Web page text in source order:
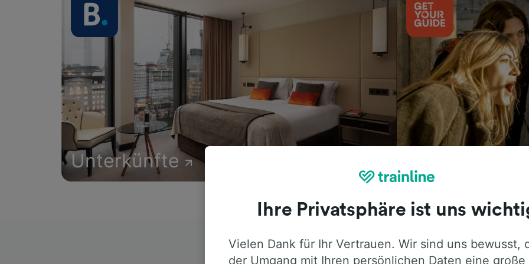
Unterkünfte
Die ehrliche Meinung von Trainline-
Ihre Privatsphäre ist uns
Vielen Dank für Ihr Vertrauen. Wir sind uns bewusst,
der Umgang mit Ihren persönlichen Daten eine große